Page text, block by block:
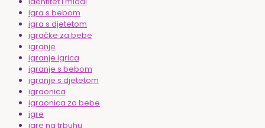
igra s bebom
igra s djetetom
igračke za bebe
igranje
igranje igrica
igranje s bebom
igranje s djetetom
igraonica
igraonica za bebe
igre
igre na trbuhu